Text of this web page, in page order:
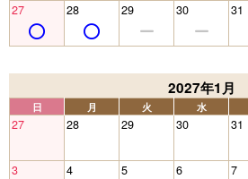
27 28 29 30 31
2027年1月
日 月 火 水
27 28 29 30 31
3 4 5 6 7